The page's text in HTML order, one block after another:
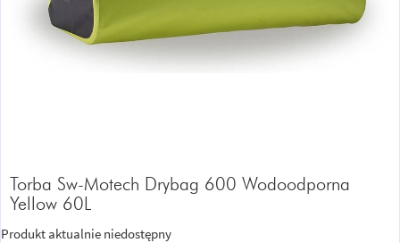
Torba Sw-Motech Drybag 600 Wodoodporna
Yellow 60L
Produkt aktualnie niedostępny